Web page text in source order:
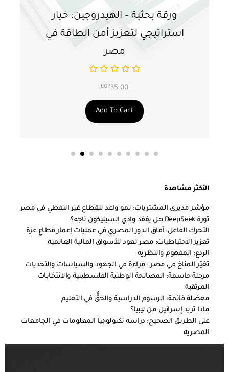
ورقة بحثية – الهيدروجين: خيار
استراتيجي لتعزيز أمن الطاقة في
مصر
EGP35.00
Add To Cart
الأكثر مشاهدة
مؤشر مديري المشتريات: نمو واعد للقطاع غير النفطي في مصر
ثورة DeepSeek هل يفقد وادي السيليكون تاجه؟
التحرك الفاعل: آفاق الدور المصري في عمليات إعمار قطاع غزة
تعزيز الاحتياطيات: مصر تعود للأسواق المالية العالمية
الردع: المفهوم والنظرية
تغيّر المناخ في مصر : قراءة في الجهود والسياسات والتحديات
مرحلة حاسمة: المصالحة الوطنية الفلسطينية والانتخابات
المرتقبة
معضلة قائمة: الرسوم الدراسية والحقُّ في التعليم
ماذا تريد إسرائيل من ليبيا؟
على الطريق الصحيح: دراسة تكنولوجيا المعلومات في الجامعات
المصرية